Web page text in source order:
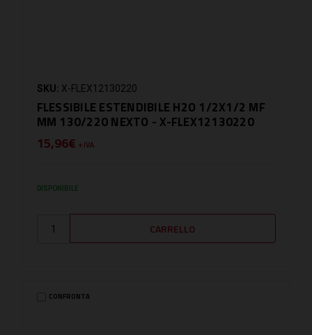
SKU: X-FLEX12130220
FLESSIBILE ESTENDIBILE H2O 1/2X1/2 MF
MM 130/220 NEXTO - X-FLEX12130220
15,96€ + IVA
DISPONIBILE
CONFRONTA